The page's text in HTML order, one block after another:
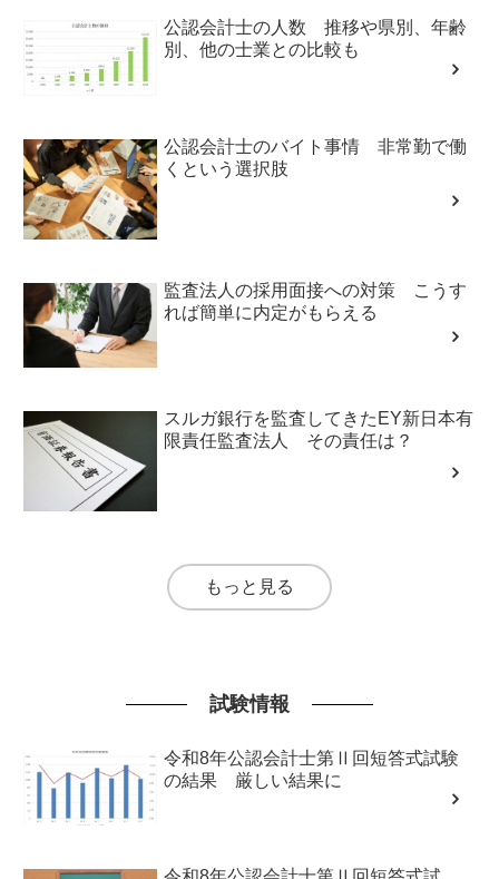
公認会計士の人数 推移や県別、年齢
別、他の士業との比較も
公認会計士のバイト事情 非常勤で働
くという選択肢
監査法人の採用面接への対策 こうす
れば簡単に内定がもらえる
スルガ銀行を監査してきたEY新日本有
限責任監査法人 その責任は？
もっと見る
試験情報
令和8年公認会計士第Ⅱ回短答式試験
の結果 厳しい結果に